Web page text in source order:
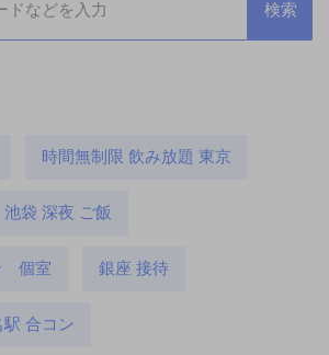
時間無制限 飲み放題 東京
池袋 深夜 ご飯
個室 銀座 接待
駅 合コン